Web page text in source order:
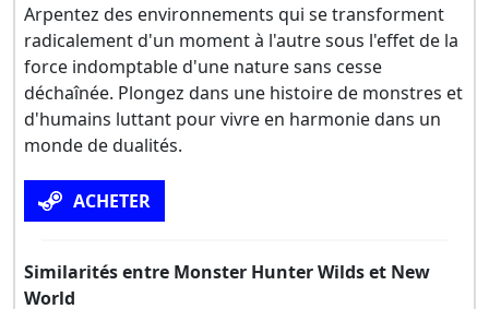
Arpentez des environnements qui se transforment
radicalement d'un moment à l'autre sous l'effet de la
force indomptable d'une nature sans cesse
déchaînée. Plongez dans une histoire de monstres et
d'humains luttant pour vivre en harmonie dans un
monde de dualités.
ACHETER
Similarités entre Monster Hunter Wilds et New
World